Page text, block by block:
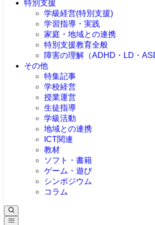
特別支援
学級経営(特別支援)
学習指導・実践
家庭・地域との連携
特別支援教育全般
障害の理解（ADHD・LD・
その他
特集記事
学校経営
授業運営
生徒指導
学級活動
地域との連携
ICT関連
教材
ソフト・書籍
ゲーム・遊び
シンポジウム
コラム